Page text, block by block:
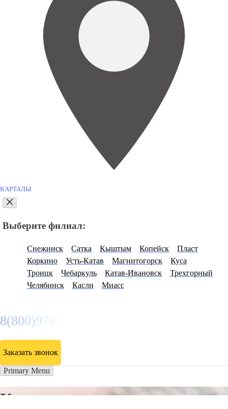
КАРТАЛЫ
Выберите филиал:
Снежинск Сатка Кыштым Копейск
Пласт
Коркино
Усть-Катав Магнитогорск
Куса
Троицк
Чебаркуль Катав-Ивановск
Трехгорный
Челябинск
Касли Миасс
8(800)9797043
Заказать звонок
Primary Menu
Курсы программирования в